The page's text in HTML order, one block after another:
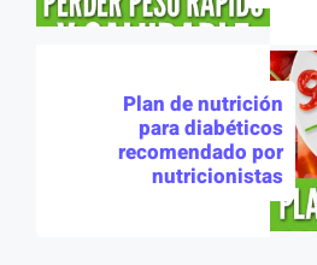
Plan de nutrición
para diabéticos
recomendado por
nutricionistas